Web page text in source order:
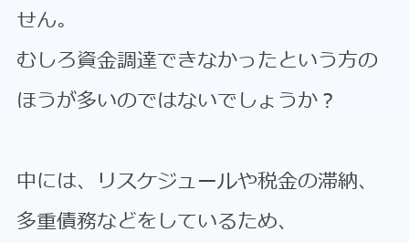
せん。
むしろ資金調達できなかったという方の
ほうが多いのではないでしょうか？
中には、リスケジュールや税金の滞納、
多重債務などをしているため、